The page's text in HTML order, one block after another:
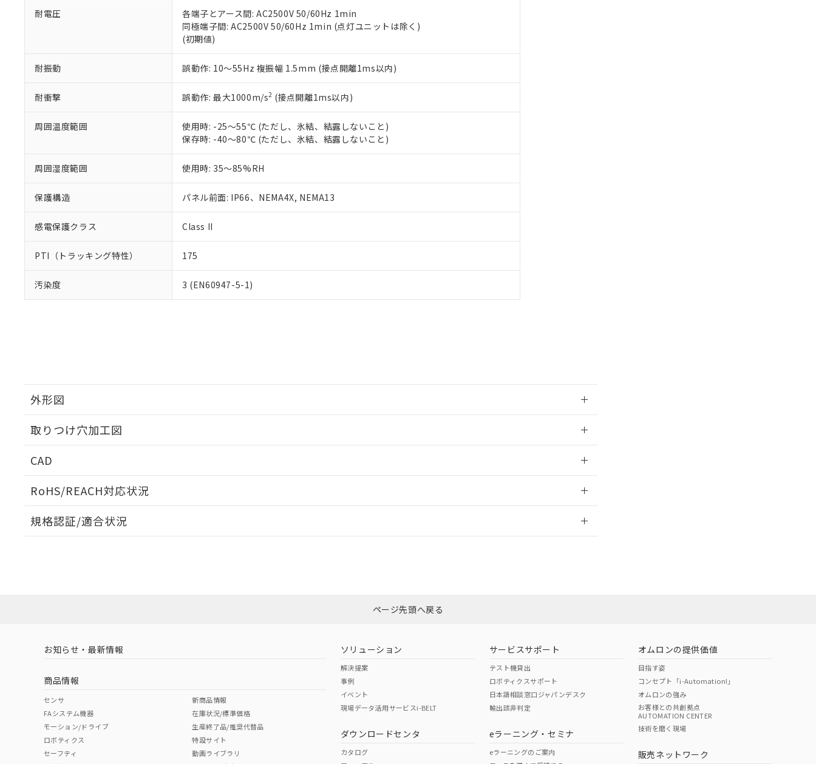
耐電圧
各端子とアース間: AC2500V 50/60Hz 1min
同極端子間: AC2500V 50/60Hz 1min (点灯ユニットは除く)
(初期値)
耐振動 誤動作: 10～55Hz 複振幅 1.5mm (接点開離1ms以内)
耐衝撃 誤動作: 最大1000m/s2 (接点開離1ms以内)
周囲温度範囲
使用時: -25～55℃ (ただし、氷結、結露しないこと)
保存時: -40～80℃ (ただし、氷結、結露しないこと)
周囲湿度範囲 使用時: 35～85%RH
保護構造 パネル前面: IP66、NEMA4X, NEMA13
感電保護クラス Class II
PTI（トラッキング特性） 175
汚染度 3 (EN60947-5-1)
外形図
取りつけ穴加工図
CAD
RoHS/REACH対応状況
EU RoHS 注意事項・凡例
ダウンロードはこちら
中国 RoHS 注意事項・凡例
中国 RoHS表
Pb Hg Cr(VI)
規格認証/適合状況
ページ先頭へ戻る
お知らせ・最新情報
商品情報
センサ
FAシステム機器
モーション/ドライブ
ロボティクス
セーフティ
新商品情報
在庫状況/標準価格
生産終了品/推奨代替品
特設サイト
動画ライブラリ
ソリューション
解決提案
事例
イベント
現場データ活用サービスi-BELT
ダウンロードセンタ
カタログ
サービスサポート
テスト機貸出
ロボティクスサポート
日本語相談窓口ジャパンデスク
輸出該非判定
eラーニング・セミナ
eラーニングのご案内
オムロンの提供価値
目指す姿
コンセプト「i-Automation!」
オムロンの強み
お客様との共創拠点
AUTOMATION CENTER
技術を磨く現場
販売ネットワーク